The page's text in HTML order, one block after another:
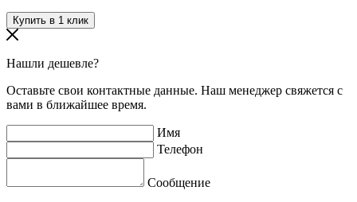
Нашли дешевле?
Оставьте свои контактные данные. Наш менеджер свяжется с
вами в ближайшее время.
Имя
Телефон
Сообщение